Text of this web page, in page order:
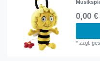
0,00 €
*zzgl.